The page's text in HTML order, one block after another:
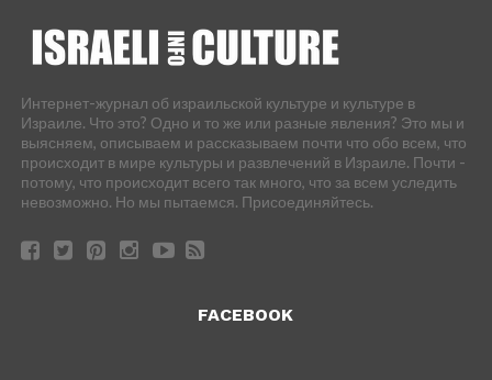
Интернет-журнал об израильской культуре и культуре в
Израиле. Что это? Одно и то же или разные явления? Это мы и
выясняем, описываем и рассказываем почти что обо всем, что
происходит в мире культуры и развлечений в Израиле. Почти -
потому, что происходит всего так много, что за всем уследить
невозможно. Но мы пытаемся. Присоединяйтесь.
FACEBOOK